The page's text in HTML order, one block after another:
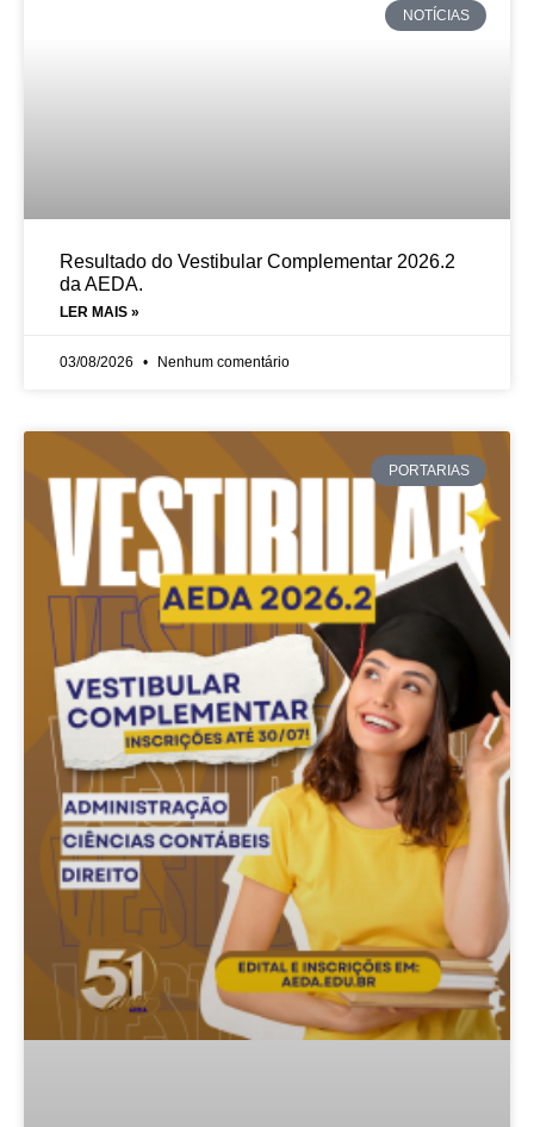
NOTÍCIAS
Resultado do Vestibular Complementar 2026.2
da AEDA.
LER MAIS »
03/08/2026 Nenhum comentário
PORTARIAS